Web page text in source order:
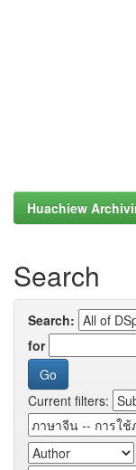
Huachiew
Search
Search:
for
Current filters: